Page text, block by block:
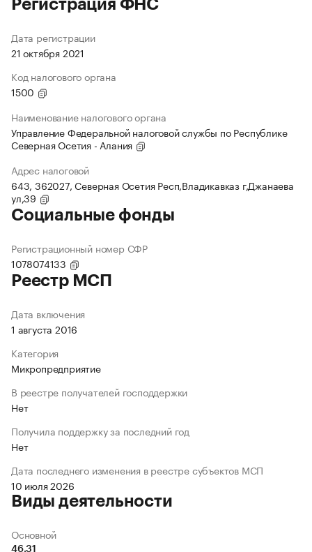
Регистрация ФНС
Дата регистрации
21 октября 2021
Код налогового органа
1500
Наименование налогового органа
Управление Федеральной налоговой службы по Республике
Северная Осетия - Алания
Адрес налоговой
643, 362027, Северная Осетия Респ,Владикавказ г,Джанаева
ул,39
Социальные фонды
Регистрационный номер СФР
1078074133
Реестр МСП
Дата включения
1 августа 2016
Категория
Микропредприятие
В реестре получателей господдержки
Нет
Получила поддержку за последний год
Нет
Дата последнего изменения в реестре субъектов МСП
10 июля 2026
Виды деятельности
Основной
46.31